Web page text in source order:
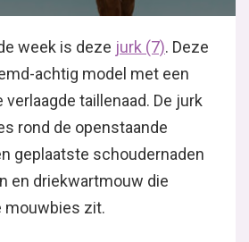
week is deze jurk (7). Deze
achtig model met een
taillenaad. De jurk
rond de openstaande
geplaatste schoudernaden
en driekwartmouw die
mouwbies zit.